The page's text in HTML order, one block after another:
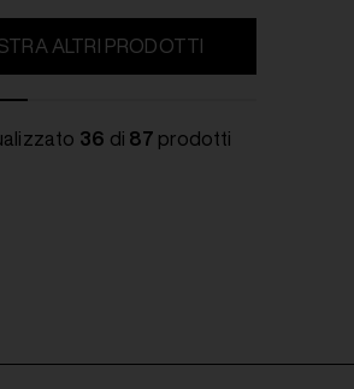
ALTRI PRODOTTI
36 di 87 prodotti